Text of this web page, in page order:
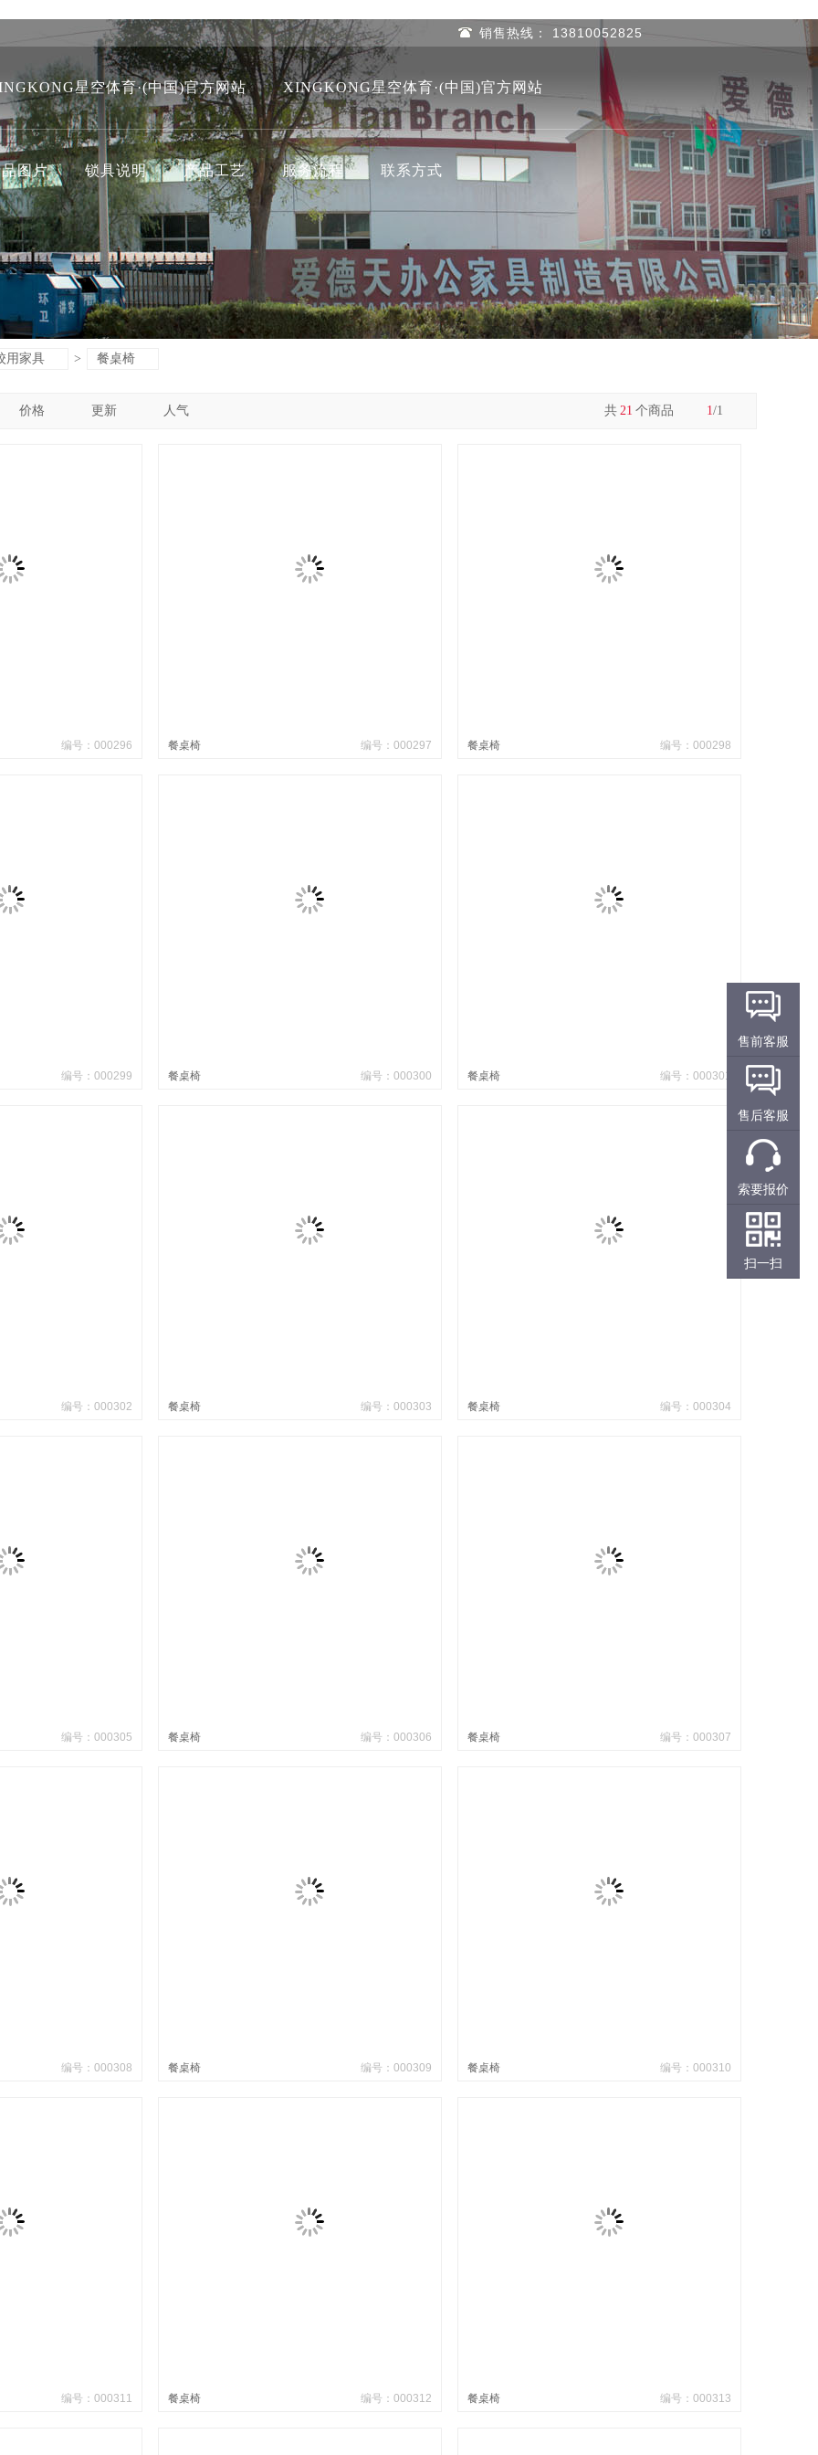
销售热线： 13810052825
星空体育·(中国)官方网站 XINGKONG星空体育·(中国)官方网站
图片 锁具说明 产品工艺 服务流程 联系方式
用家具 > 餐桌椅
价格 更新 人气 1/1
共 21 个商品
编号：000296 餐桌椅 编号：000297 餐桌椅 编号：000298
编号：000299 餐桌椅 编号：000300 餐桌椅 编号：000301
编号：000302 餐桌椅 编号：000303 餐桌椅 编号：000304
编号：000305 餐桌椅 编号：000306 餐桌椅 编号：000307
编号：000308 餐桌椅 编号：000309 餐桌椅 编号：000310
编号：000311 餐桌椅 编号：000312 餐桌椅 编号：000313
售前客服
售后客服
索要报价
扫一扫